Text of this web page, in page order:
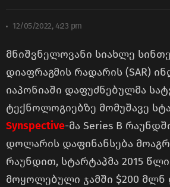
12/05/2022, 4:23 pm
მნიშვნელოვანი სიახლე
დიაფრაგმის რადარის (SAR)
იაპონიაში დაფუძნებულმა
ტექნოლოგიებზე მომუშავე
Synspective-მა Series B
დოლარის დაფინანსება
რაუნდით, სტარტაპმა 2015
მოყოლებული ჯამში $200